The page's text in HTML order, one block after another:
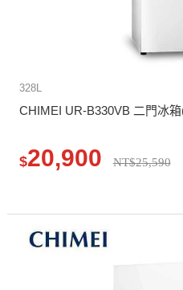
328L
CHIMEI UR-B330VB 二門冰
$20,900 NT$25,590